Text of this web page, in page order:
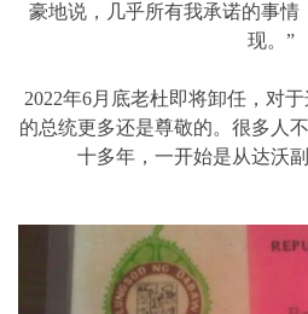
豪地说，几乎所有我承诺的事情
现。”
2022年6月底老杜即将卸任，对
的总统更多还是尊敬的。很多人
十多年，一开始是从达沃